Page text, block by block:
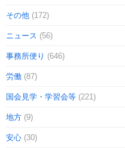
その他 (172)
ニュース (56)
事務所便り (646)
労働 (87)
国会見学・学習会等 (221)
地方 (9)
安心 (30)